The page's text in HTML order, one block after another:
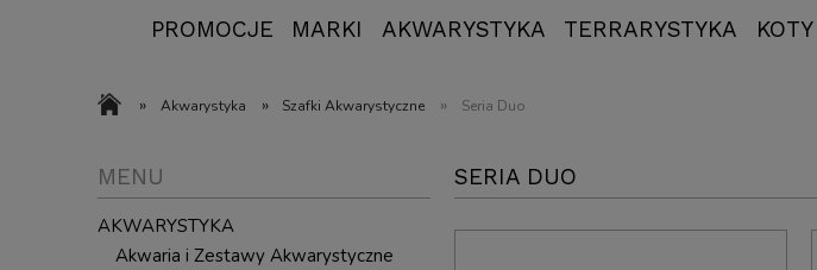
PROMOCJE MARKI AKWARYSTYKA TERRARYSTYKA KOTY
» Akwarystyka » Szafki Akwarystyczne » Seria Duo
MENU
AKWARYSTYKA
Akwaria i Zestawy Akwarystyczne
SERIA DUO